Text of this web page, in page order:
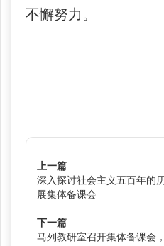
不懈努力。
上一篇
深入探讨社会主义五百年
展集体备课会
下一篇
马列教研室召开集体备课会